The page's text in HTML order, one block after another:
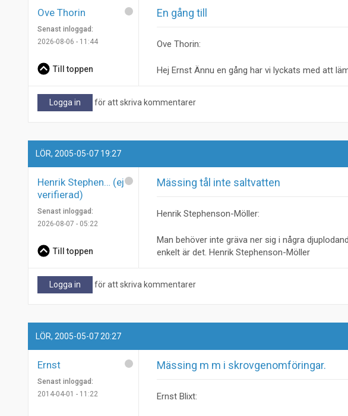
Ove Thorin
Senast inloggad:
2026-08-06 - 11:44
En gång till
Ove Thorin:
Hej Ernst Ännu en gång har vi lyckats med att
Till toppen
Logga in för att skriva kommentarer
LÖR, 2005-05-07 19:27
Henrik Stephen… (ej
verifierad)
Senast inloggad:
2026-08-07 - 05:22
Mässing tål inte saltvatten
Henrik Stephenson-Möller:
Man behöver inte gräva ner sig i några
enkelt är det. Henrik Stephenson-Möller
Till toppen
Logga in för att skriva kommentarer
LÖR, 2005-05-07 20:27
Ernst
Senast inloggad:
2014-04-01 - 11:22
Mässing m m i skrovgenomföringar.
Ernst Blixt: